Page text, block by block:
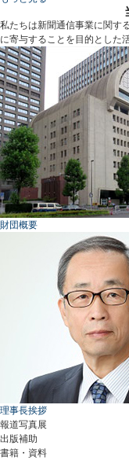
私たちは新聞通信事業に関す
に寄与することを目的とした
財団概要
理事長挨拶
報道写真展
出版補助
書籍・資料